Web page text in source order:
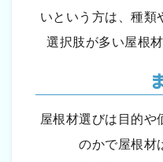
いという方は、種類
選択肢が多い屋根
屋根材選びは目的や
のかで屋根材